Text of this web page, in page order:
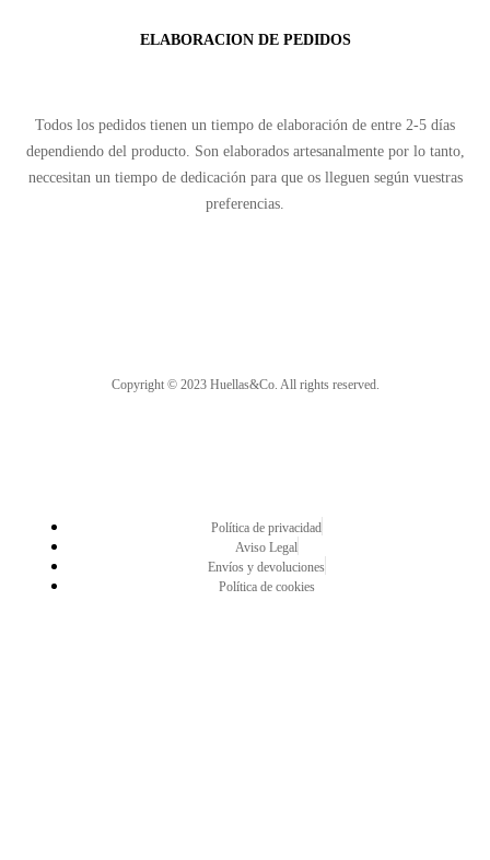
ELABORACION DE PEDIDOS
Todos los pedidos tienen un tiempo de elaboración de entre 2-5 días
dependiendo del producto. Son elaborados artesanalmente por lo tanto,
neccesitan un tiempo de dedicación para que os lleguen según vuestras
preferencias.
Copyright © 2023 Huellas&Co. All rights reserved.
Política de privacidad
Aviso Legal
Envíos y devoluciones
Política de cookies